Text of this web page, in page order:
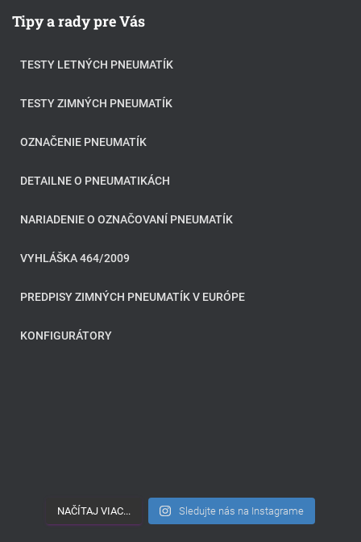
Tipy a rady pre Vás
TESTY LETNÝCH PNEUMATÍK
TESTY ZIMNÝCH PNEUMATÍK
OZNAČENIE PNEUMATÍK
DETAILNE O PNEUMATIKÁCH
NARIADENIE O OZNAČOVANÍ PNEUMATÍK
VYHLÁŠKA 464/2009
PREDPISY ZIMNÝCH PNEUMATÍK V EURÓPE
KONFIGURÁTORY
NAČÍTAJ VIAC... Sledujte nás na Instagrame